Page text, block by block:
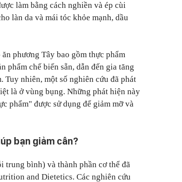
làm bằng cách nghiền và ép cùi
làn da và mái tóc khỏe mạnh, dầu
phương Tây bao gồm thực phẩm
phẩm chế biến sẵn, dẫn đến gia tăng
Tuy nhiên, một số nghiên cứu đã phát
là ở vùng bụng. Những phát hiện này
phẩm" được sử dụng để giảm mỡ và
bạn giảm cân?
trung bình) và thành phần cơ thể đã
and Dietetics. Các nghiên cứu